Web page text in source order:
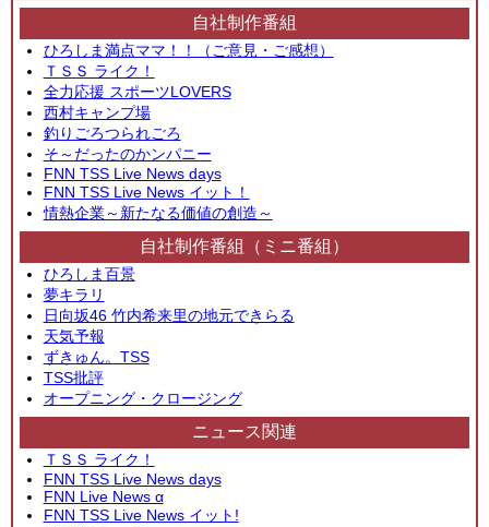
自社制作番組
ひろしま満点ママ！！（ご意見・ご感想）
ＴＳＳ ライク！
全力応援 スポーツLOVERS
西村キャンプ場
釣りごろつられごろ
そ～だったのかンパニー
FNN TSS Live News days
FNN TSS Live News イット！
情熱企業～新たなる価値の創造～
自社制作番組（ミニ番組）
ひろしま百景
夢キラリ
日向坂46 竹内希来里の地元できらる
天気予報
ずきゅん。TSS
TSS批評
オープニング・クロージング
ニュース関連
ＴＳＳ ライク！
FNN TSS Live News days
FNN Live News α
FNN TSS Live News イット!